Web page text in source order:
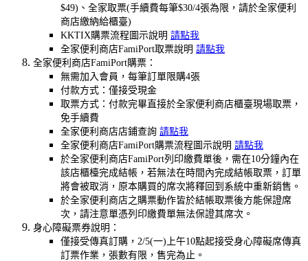
$49)、全家取票(手續費每筆$30/4張為限，請於全家便利
商店繳納給櫃臺)
KKTIX購票流程圖示說明 請點我
全家便利商店FamiPort取票說明 請點我
全家便利商店FamiPort購票：
無需加入會員，每筆訂單限購4張
付款方式：僅接受現金
取票方式：付款完畢直接於全家便利商店櫃臺現場取票，
免手續費
全家便利商店店鋪查詢 請點我
全家便利商店FamiPort購票流程圖示說明 請點我
於全家便利商店FamiPort列印繳費單後，需在10分鐘內在
該店櫃檯完成結帳，若無法在時間內完成結帳取票，訂單
將會被取消，原本購買的席次將釋回到系統中重新銷售。
於全家便利商店之購票動作皆於結帳取票後方能保證席
次，請注意單憑列印繳費單無法保證其席次。
身心障礙票券說明：
僅接受傳真訂購，2/5(一)上午10點起接受身心障礙席傳真
訂票作業，張數有限，售完為止。